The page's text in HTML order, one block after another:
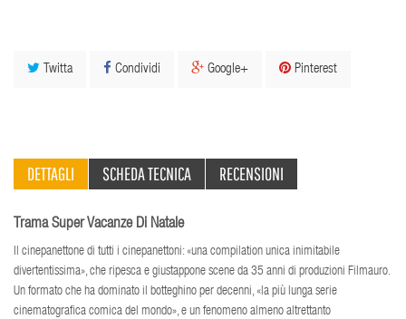
Twitta Condividi Google+ Pinterest
DETTAGLI SCHEDA TECNICA RECENSIONI
Trama Super Vacanze Di Natale
Il cinepanettone di tutti i cinepanettoni: «una compilation unica inimitabile
divertentissima», che ripesca e giustappone scene da 35 anni di produzioni Filmauro.
Un formato che ha dominato il botteghino per decenni, «la più lunga serie
cinematografica comica del mondo», e un fenomeno almeno altrettanto